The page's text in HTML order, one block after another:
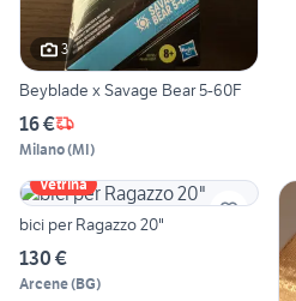
3
Beyblade x Savage Bear 5-60F
16 €
Milano(MI)
Vetrina
bici per Ragazzo 20"
130 €
Arcene(BG)